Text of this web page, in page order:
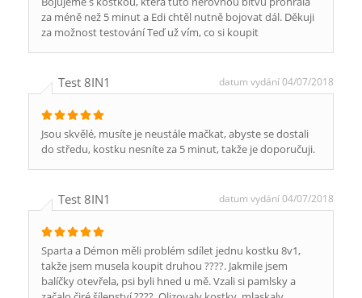
za méně než 5 minut a Edi chtěl nutně bojovat dál. Děkuji
za možnost testování Teď už vím, co si koupit
Test 8IN1 datum vydání 04/07/2018
Jsou skvělé, musíte je neustále mačkat, abyste se dostali
do středu, kostku nesníte za 5 minut, takže je doporučuji.
Test 8IN1 datum vydání 04/07/2018
Sparta a Démon měli problém sdílet jednu kostku 8v1,
takže jsem musela koupit druhou ????. Jakmile jsem
balíčky otevřela, psi byli hned u mě. Vzali si pamlsky a